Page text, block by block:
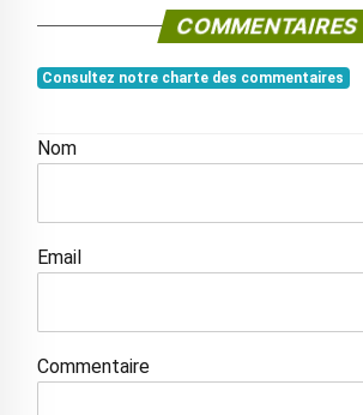
COMMENTAIRES
Consultez notre charte des commentaires
Nom
Email
Commentaire